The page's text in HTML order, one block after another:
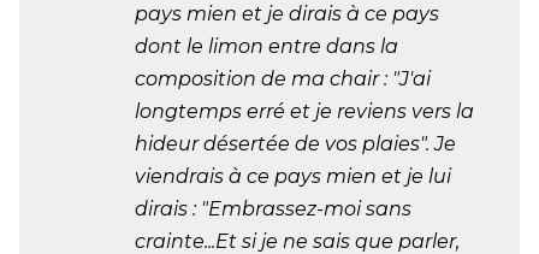
pays mien et je dirais à ce pays
dont le limon entre dans la
composition de ma chair : "J'ai
longtemps erré et je reviens vers la
hideur désertée de vos plaies". Je
viendrais à ce pays mien et je lui
dirais : "Embrassez-moi sans
crainte...Et si je ne sais que parler,